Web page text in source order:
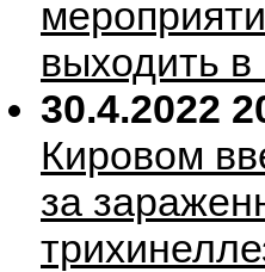
выходить
30.4.2022
Кировом
за